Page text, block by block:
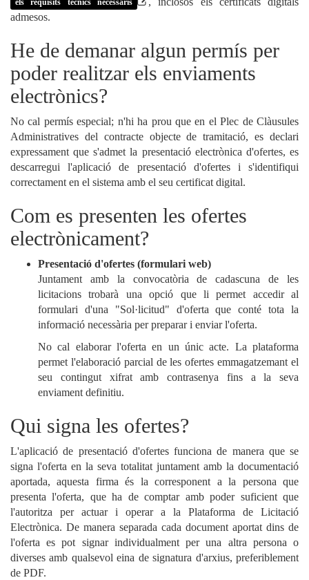
els requisits tècnics necessaris
admesos.
He de demanar algun permís per
poder realitzar els enviaments
electrònics?
No cal permís especial; n'hi ha prou que en el Plec de Clàusules
Administratives del contracte objecte de tramitació, es declari
expressament que s'admet la presentació electrònica d'ofertes, es
descarregui l'aplicació de presentació d'ofertes i s'identifiqui
correctament en el sistema amb el seu certificat digital.
Com es presenten les ofertes
electrònicament?
Presentació d'ofertes (formulari web)
Juntament amb la convocatòria de cadascuna de les
licitacions trobarà una opció que li permet accedir al
formulari d'una "Sol·licitud" d'oferta que conté tota la
informació necessària per preparar i enviar l'oferta.
No cal elaborar l'oferta en un únic acte. La plataforma
permet l'elaboració parcial de les ofertes emmagatzemant el
seu contingut xifrat amb contrasenya fins a la seva
enviament definitiu.
Qui signa les ofertes?
L'aplicació de presentació d'ofertes funciona de manera que se
signa l'oferta en la seva totalitat juntament amb la documentació
aportada, aquesta firma és la corresponent a la persona que
presenta l'oferta, que ha de comptar amb poder suficient que
l'autoritza per actuar i operar a la Plataforma de Licitació
Electrònica. De manera separada cada document aportat dins de
l'oferta es pot signar individualment per una altra persona o
diverses amb qualsevol eina de signatura d'arxius, preferiblement
de PDF.